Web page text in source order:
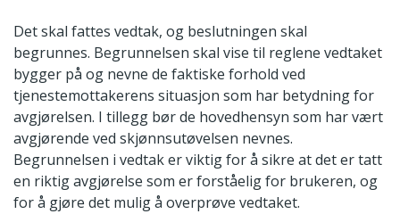
Det skal fattes vedtak, og beslutningen skal
begrunnes. Begrunnelsen skal vise til reglene vedtaket
bygger på og nevne de faktiske forhold ved
tjenestemottakerens situasjon som har betydning for
avgjørelsen. I tillegg bør de hovedhensyn som har vært
avgjørende ved skjønnsutøvelsen nevnes.
Begrunnelsen i vedtak er viktig for å sikre at det er tatt
en riktig avgjørelse som er forståelig for brukeren, og
for å gjøre det mulig å overprøve vedtaket.